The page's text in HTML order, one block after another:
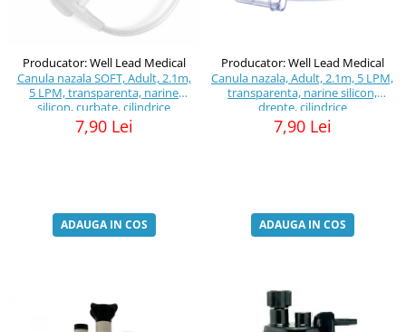
Producator: Well Lead Medical
Canula nazala SOFT, Adult, 2.1m,
5 LPM, transparenta, narine
silicon, curbate, cilindrice
7,90 Lei
ADAUGA IN COS
Producator: Well Lead Medical
Canula nazala, Adult, 2.1m, 5 LPM,
transparenta, narine silicon,
drepte, cilindrice
7,90 Lei
ADAUGA IN COS